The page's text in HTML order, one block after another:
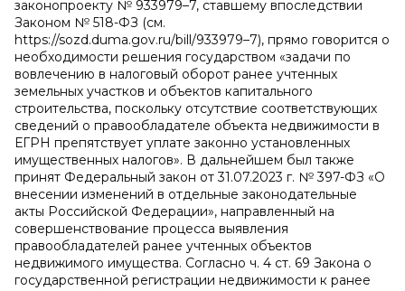
законопроекту № 933979–7, ставшему впоследствии
Законом № 518-ФЗ (см.
https://sozd.duma.gov.ru/bill/933979–7), прямо говорится о
необходимости решения государством «задачи по
вовлечению в налоговый оборот ранее учтенных
земельных участков и объектов капитального
строительства, поскольку отсутствие соответствующих
сведений о правообладателе объекта недвижимости в
ЕГРН препятствует уплате законно установленных
имущественных налогов». В дальнейшем был также
принят Федеральный закон от 31.07.2023 г. № 397-ФЗ «О
внесении изменений в отдельные законодательные
акты Российской Федерации», направленный на
совершенствование процесса выявления
правообладателей ранее учтенных объектов
недвижимого имущества. Согласно ч. 4 ст. 69 Закона о
государственной регистрации недвижимости к ранее